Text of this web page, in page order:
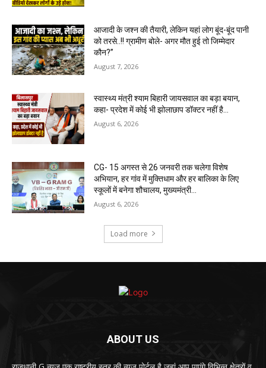
आजादी के जश्न की तैयारी, लेकिन यहां लोग बूंद-बूंद पानी
को तरसे..!! ग्रामीण बोले- अगर मौत हुई तो जिम्मेदार
कौन?”
August 7, 2026
स्वास्थ्य मंत्री श्याम बिहारी जायसवाल का बड़ा बयान,
कहा- प्रदेश में कोई भी झोलाछाप डॉक्टर नहीं है…
August 6, 2026
CG- 15 अगस्त से 26 जनवरी तक चलेगा विशेष
अभियान, हर गांव में मुक्तिधाम और हर बालिका के लिए
स्कूलों में बनेगा शौचालय, मुख्यमंत्री...
August 6, 2026
Load more
ABOUT US